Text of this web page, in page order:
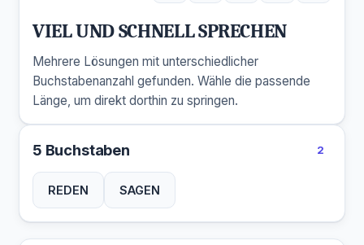
VIEL UND SCHNELL SPRECHEN
Mehrere Lösungen mit unterschiedlicher
Buchstabenanzahl gefunden. Wähle die passende
Länge, um direkt dorthin zu springen.
5 Buchstaben 2
REDEN SAGEN